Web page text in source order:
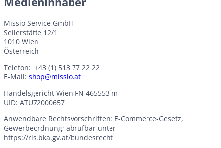
Missio Service GmbH
Seilerstätte 12/1
1010 Wien
Österreich
Telefon: +43 (1) 513 77 22 22
E-Mail: shop@missio.at
Handelsgericht Wien FN 465553 m
UID: ATU72000657
Anwendbare Rechtsvorschriften: E-Commerce-Gesetz,
Gewerbeordnung; abrufbar unter
https://ris.bka.gv.at/bundesrecht